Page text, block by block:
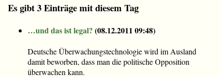
Es gibt 3 Einträge mit diesem Tag
…und das ist legal? (08.12.2011 09:48)
Deutsche Überwachungstechnologie wird im Ausland
damit beworben, dass man die politische Opposition
überwachen kann.